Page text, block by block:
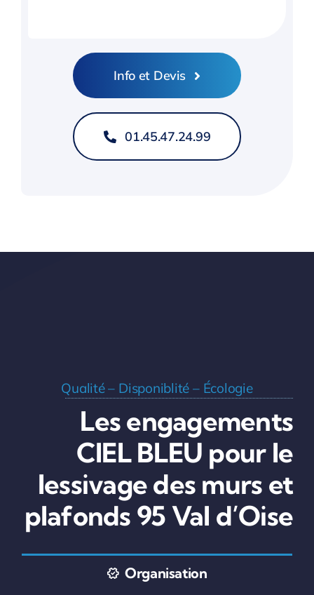
Info et Devis
01.45.47.24.99
Qualité – Disponiblité – Écologie
Les engagements
CIEL BLEU pour le
lessivage des murs et
plafonds 95 Val d’Oise
Organisation